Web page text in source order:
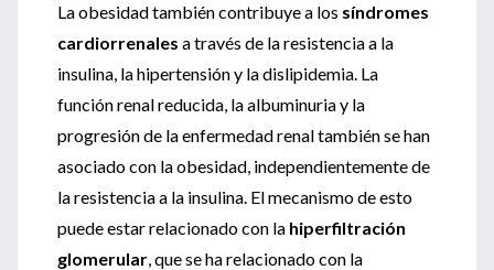
La obesidad también contribuye a los síndromes
cardiorrenales a través de la resistencia a la
insulina, la hipertensión y la dislipidemia. La
función renal reducida, la albuminuria y la
progresión de la enfermedad renal también se han
asociado con la obesidad, independientemente de
la resistencia a la insulina. El mecanismo de esto
puede estar relacionado con la hiperfiltración
glomerular, que se ha relacionado con la